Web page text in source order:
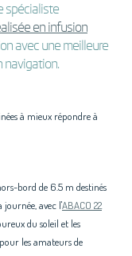
spécialiste
en infusion
avec une meilleure
navigation.
à mieux répondre à
bord de 6.5 m destinés
journée, avec l'ABACO 22
du soleil et les
pour les amateurs de